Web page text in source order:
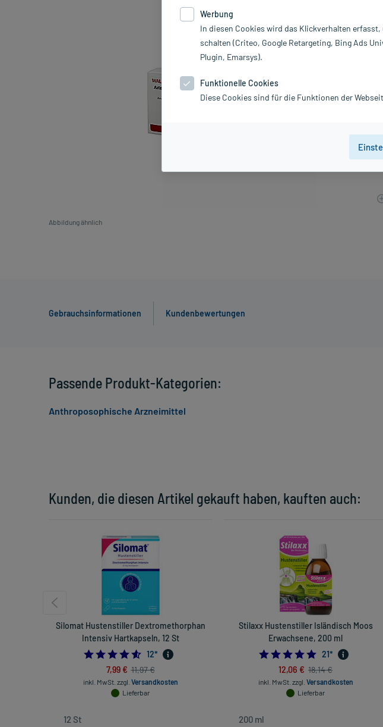
Abbildung ähnlich
Gebrauchsinformationen Kundenbewertungen
Kunden, die diesen Artikel gekauft haben, kauften auch:
Silomat Hustenstiller Dextromethorphan
Intensiv Hartkapseln, 12 St
4.583333333333333
12*
7,99 € 11,97 €
inkl. MwSt. zzgl. Versandkosten
Lieferbar
Stilaxx Hustenstiller Isländisch Moos
Erwachsene, 200 ml
5.0
21*
12,06 € 18,14 €
inkl. MwSt. zzgl. Versandkosten
Lieferbar
Passende Produkt-Kategorien:
Anthroposophische Arzneimittel
Werbung
In diesen Cookies wird das Klickverhalten
schalten (Criteo, Google Retargeting, Bing Ads
Plugin, Emarsys).
Funktionelle Cookies
Diese Cookies sind für die Funktionen der